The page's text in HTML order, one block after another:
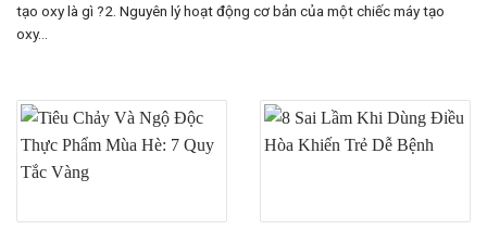
tạo oxy là gì ?2. Nguyên lý hoạt động cơ bản của một chiếc máy tạo
oxy...